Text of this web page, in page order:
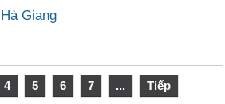
Hà Giang
4 5 6 7 ... Tiếp